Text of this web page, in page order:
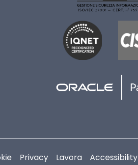
Privacy
Lavora
Accessibility